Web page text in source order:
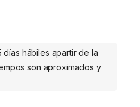
GIGABIT COBRE RJ45
días hábiles apartir de la
son aproximados y